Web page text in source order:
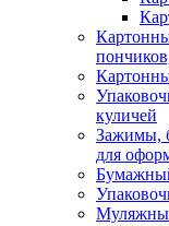
куличей
Зажимы,
для